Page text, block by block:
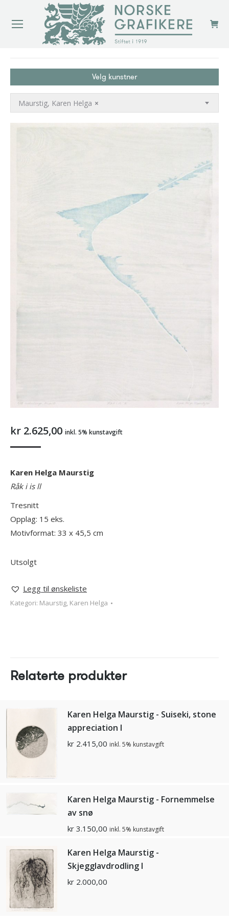
Velg kunstner
×
Maurstig, Karen Helga
kr 2.625,00 inkl. 5% kunstavgift
Karen Helga Maurstig
Råk i is ll
Tresnitt
Opplag: 15 eks.
Motivformat: 33 x 45,5 cm
Utsolgt
Legg til ønskeliste
Kategori: Maurstig, Karen Helga
Relaterte produkter
Karen Helga Maurstig - Suiseki, stone
appreciation l
kr 2.415,00 inkl. 5% kunstavgift
Karen Helga Maurstig - Fornemmelse
av snø
kr 3.150,00 inkl. 5% kunstavgift
Karen Helga Maurstig -
Skjegglavdrodling I
kr 2.000,00